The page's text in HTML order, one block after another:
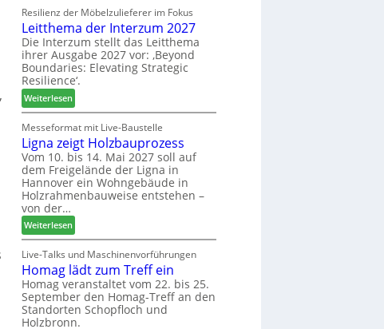
o
r
t
i
m
e
n
t
u
n
g
e
n
f
ü
P
a
n
t
a
g
m
e
l
l
o
-
F
ä
s
e
r
u
n
d
-
V
r
b
i
n
Resilienz der Möbelzulieferer im Fokus
Leitthema der Interzum 2027
Die Interzum stellt das Leitthema
ihrer Ausgabe 2027 vor: ‚Beyond
Boundaries: Elevating Strategic
Resilience‘.
Weiterlesen:
L
e
i
t
t
h
e
a
d
e
r
I
n
t
Messeformat mit Live-Baustelle
Ligna zeigt Holzbauprozess
Vom 10. bis 14. Mai 2027 soll auf
dem Freigelände der Ligna in
Hannover ein Wohngebäude in
Holzrahmenbauweise entstehen –
von der…
Weiterlesen:
L
i
g
n
a
z
e
Live-Talks und Maschinenvorführungen
Homag lädt zum Treff ein
Homag veranstaltet vom 22. bis 25.
September den Homag-Treff an den
Standorten Schopfloch und
Holzbronn.